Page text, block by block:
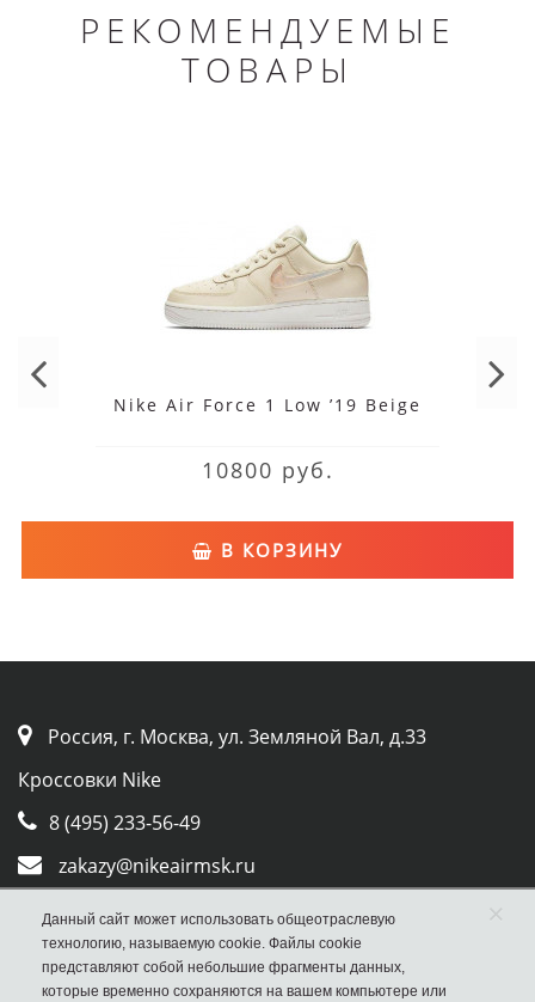
РЕКОМЕНДУЕМЫЕ
ТОВАРЫ
Nike Air Force 1 Low ’19 Beige
10800 руб.
В КОРЗИНУ
Россия, г. Москва, ул. Земляной Вал, д.33
Кроссовки Nike
8 (495) 233-56-49
zakazy@nikeairmsk.ru
Whatsapp
Viber
Данный сайт может использовать общеотраслевую
технологию, называемую cookie. Файлы cookie
представляют собой небольшие фрагменты данных,
которые временно сохраняются на вашем компьютере или
×